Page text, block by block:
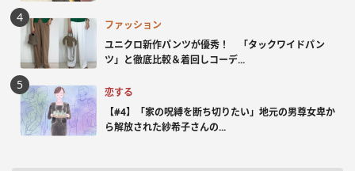
ファッション
ユニクロ新作パンツが優秀！ 「タックワイドパン
ツ」と徹底比較＆着回しコーデ...
恋する
【#4】「家の呪縛を断ち切りたい」地元の男尊女卑か
ら解放された紗希子さんの...